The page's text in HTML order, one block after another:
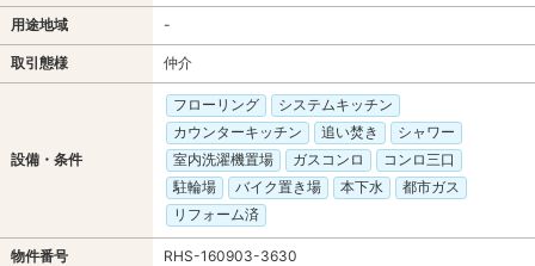
用途地域 -
取引態様 仲介
設備・条件
フローリング
システムキッチン
カウンターキッチン
追い焚き
シャワー
室内洗濯機置場
ガスコンロ
コンロ三口
駐輪場
バイク置き場 本下水
都市ガス
リフォーム済
物件番号 RHS-160903-3630